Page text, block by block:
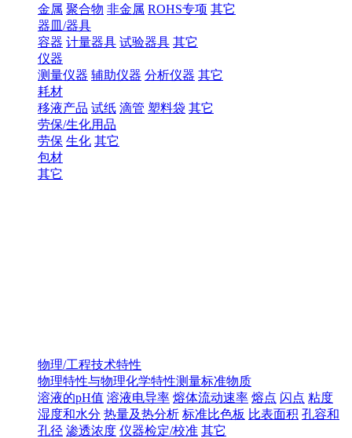
金属 聚合物 非金属 ROHS专项 其它
器皿/器具
容器 计量器具 试验器具 其它
仪器
测量仪器 辅助仪器 分析仪器 其它
耗材
移液产品 试纸 滴管 塑料袋 其它
劳保/生化用品
劳保 生化 其它
包材
其它
物理/工程技术特性
物理特性与物理化学特性测量标准物质
溶液的pH值 溶液电导率 熔体流动速率 熔点 闪点 粘度
湿度和水分 热量及热分析 标准比色板 比表面积 孔容和
孔径 渗透浓度 仪器检定/校准 其它